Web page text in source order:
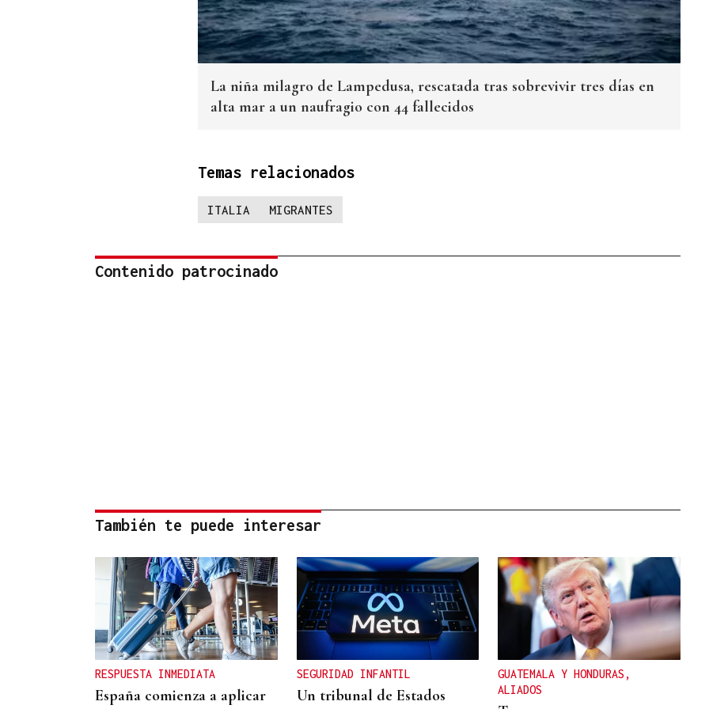
La niña milagro de Lampedusa, rescatada tras sobrevivir tres días en
alta mar a un naufragio con 44 fallecidos
Temas relacionados
ITALIA MIGRANTES
Contenido patrocinado
También te puede interesar
RESPUESTA INMEDIATA
España comienza a aplicar
SEGURIDAD INFANTIL
Un tribunal de Estados
GUATEMALA Y HONDURAS,
ALIADOS